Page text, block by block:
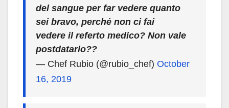
del sangue per far vedere quanto
sei bravo, perché non ci fai
vedere il referto medico? Non vale
postdatarlo??
— Chef Rubio (@rubio_chef) October
16, 2019